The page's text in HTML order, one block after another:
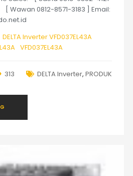
Wawan 0812-8571-3183 ] Email:
DELTA Inverter VFD037EL43A
VFD037EL43A
313 DELTA Inverter, PRODUK